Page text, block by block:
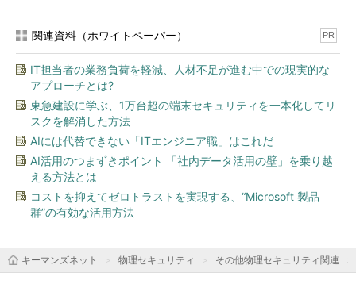
関連資料（ホワイトペーパー） PR
IT担当者の業務負荷を軽減、人材不足が進む中での現実的な
アプローチとは?
東急建設に学ぶ、1万台超の端末セキュリティを一本化してリ
スクを解消した方法
AIには代替できない「ITエンジニア職」はこれだ
AI活用のつまずきポイント 「社内データ活用の壁」を乗り越
える方法とは
コストを抑えてゼロトラストを実現する、“Microsoft 製品
群”の有効な活用方法
キーマンズネット 物理セキュリティ その他物理セキュリティ関連